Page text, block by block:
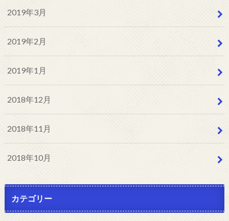
2019年3月
2019年2月
2019年1月
2018年12月
2018年11月
2018年10月
カテゴリー